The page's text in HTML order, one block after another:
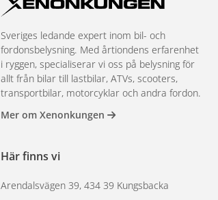
Sveriges ledande expert inom bil- och
fordonsbelysning. Med årtiondens erfarenhet
i ryggen, specialiserar vi oss på belysning för
allt från bilar till lastbilar, ATVs, scooters,
transportbilar, motorcyklar och andra fordon.
Mer om Xenonkungen
Här finns vi
Arendalsvägen 39, 434 39 Kungsbacka